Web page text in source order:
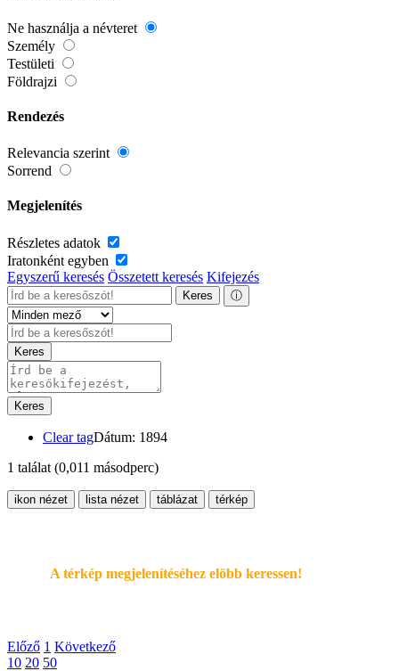
Ne használja a névteret
Személy
Testületi
Földrajzi
Rendezés
Relevancia szerint
Sorrend
Megjelenítés
Részletes adatok
Iratonként egyben
Egyszerű keresés Összetett keresés Kifejezés
Keres ⓘ
Keres
Keres
Clear tagDátum: 1894
1 találat (0,011 másodperc)
ikon nézet lista nézet táblázat térkép
A térkép megjelenítéséhez elöbb keressen!
Előző 1 Következő
10 20 50